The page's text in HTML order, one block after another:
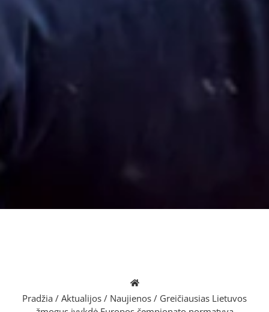
Pradžia / Aktualijos / Naujienos / Greičiausias Lietuvos